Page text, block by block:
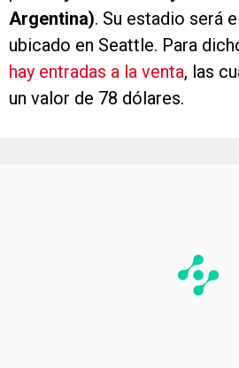
Argentina). Su estadio será
ubicado en Seattle. Para
hay entradas a la venta, las
un valor de 78 dólares.